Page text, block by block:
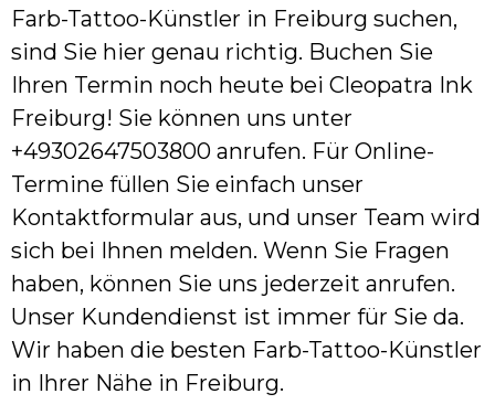
Farb-Tattoo-Künstler in Freiburg suchen,
sind Sie hier genau richtig. Buchen Sie
Ihren Termin noch heute bei Cleopatra Ink
Freiburg! Sie können uns unter
+49302647503800 anrufen. Für Online-
Termine füllen Sie einfach unser
Kontaktformular aus, und unser Team wird
sich bei Ihnen melden. Wenn Sie Fragen
haben, können Sie uns jederzeit anrufen.
Unser Kundendienst ist immer für Sie da.
Wir haben die besten Farb-Tattoo-Künstler
in Ihrer Nähe in Freiburg.